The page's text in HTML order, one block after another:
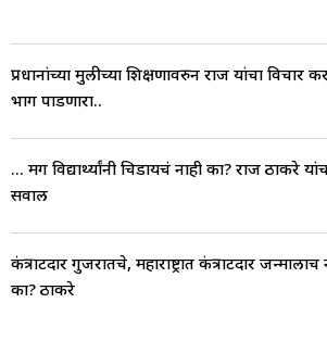
प्रधानांच्या मुलीच्या शिक्षणावरुन राज यांचा विचार
भाग पाडणारा..
... मग विद्यार्थ्यांनी चिडायचं नाही का? राज ठाकरे
सवाल
कंत्राटदार गुजरातचे, महाराष्ट्रात कंत्राटदार जन्मालाच
का? ठाकरे